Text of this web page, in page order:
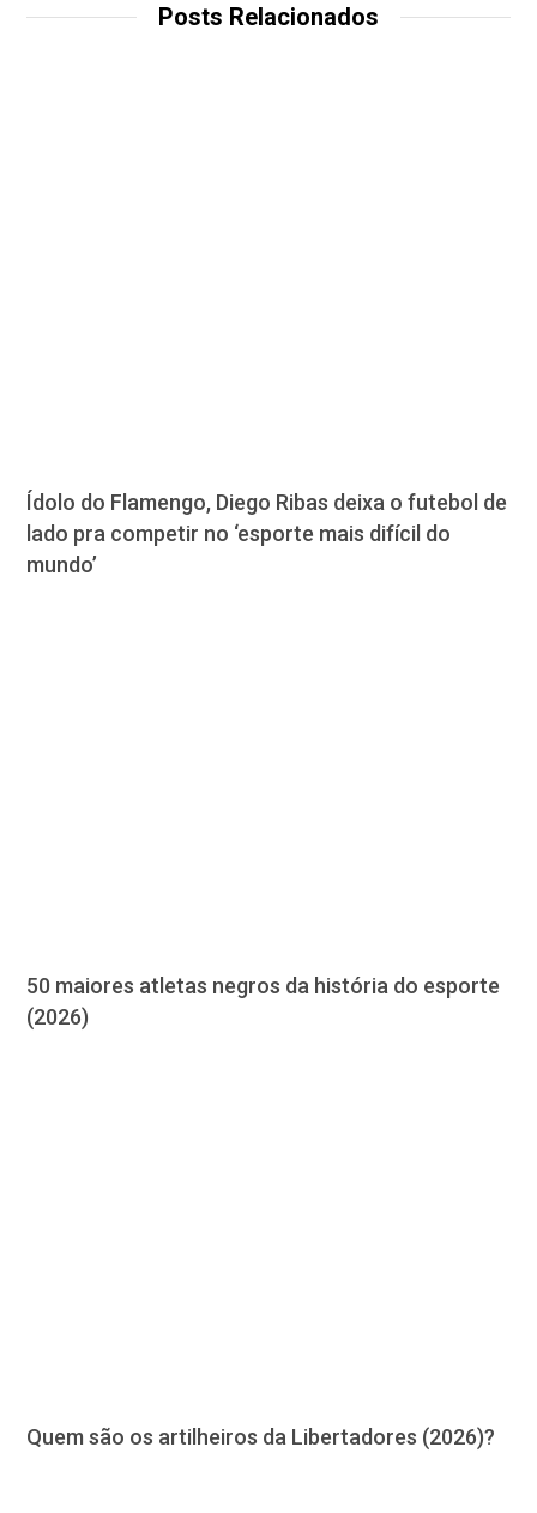
Posts Relacionados
Ídolo do Flamengo, Diego Ribas deixa o futebol de
lado pra competir no ‘esporte mais difícil do
mundo’
50 maiores atletas negros da história do esporte
(2026)
Quem são os artilheiros da Libertadores (2026)?